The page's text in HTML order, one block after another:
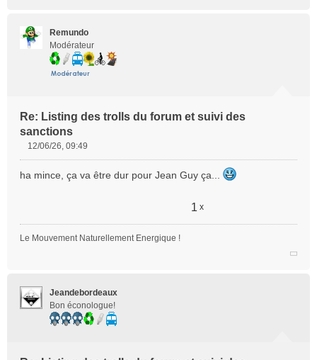
Remundo
Modérateur
Re: Listing des trolls du forum et suivi des
sanctions
s
u
12/06/26, 09:49
ha mince, ça va être dur pour Jean Guy ça...
1 x
Le Mouvement Naturellement Energique !
Jeandebordeaux
Bon éconologue!